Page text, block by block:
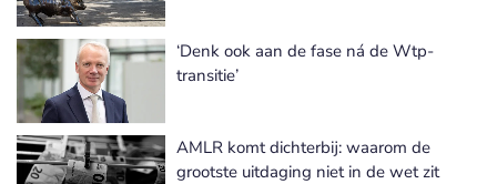
‘Denk ook aan de fase ná de Wtp-
transitie’
AMLR komt dichterbij: waarom de
grootste uitdaging niet in de wet zit